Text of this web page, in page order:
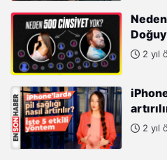
2 yıl
2 yıl